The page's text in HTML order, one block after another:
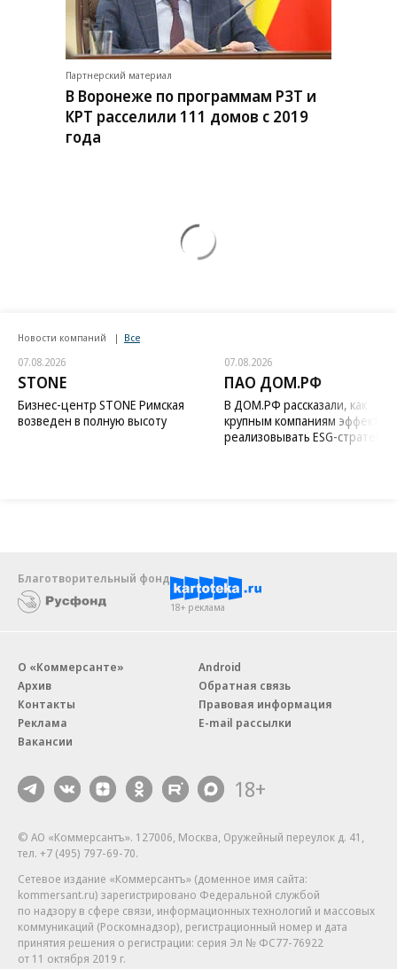
Партнерский материал
В Воронеже по программам РЗТ и
КРТ расселили 111 домов с 2019
года
Новости компаний Все
07.08.2026
STONE
Бизнес-центр STONE Римская
возведен в полную высоту
07.08.2026
ПАО ДОМ.РФ
В ДОМ.РФ рассказали, как
крупным компаниям
реализовывать ESG-стратегию
Благотворительный фонд
18+ реклама
О «Коммерсанте»
Архив
Контакты
Реклама
Вакансии
Android
Обратная связь
Правовая информация
E-mail рассылки
18+
© АО «Коммерсантъ». 127006, Москва, Оружейный переулок д. 41,
тел. +7 (495) 797-69-70.
Сетевое издание «Коммерсантъ» (доменное имя сайта:
kommersant.ru) зарегистрировано Федеральной службой
по надзору в сфере связи, информационных технологий и массовых
коммуникаций (Роскомнадзор), регистрационный номер и дата
принятия решения о регистрации: серия Эл № ФС77-76922
от 11 октября 2019 г.